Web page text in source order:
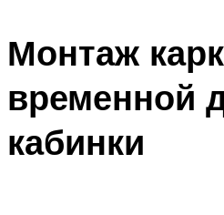
Монтаж
временной
кабинки